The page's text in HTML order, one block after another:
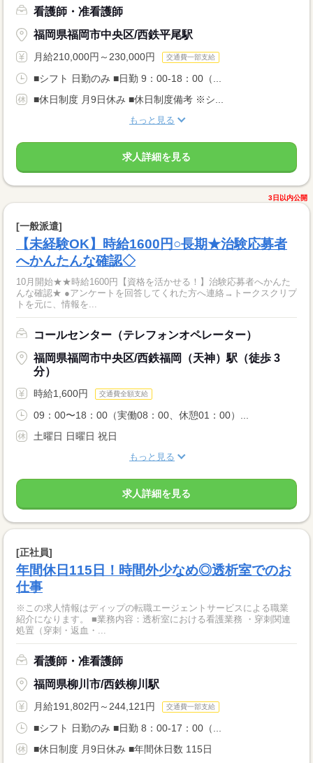
看護師・准看護師
福岡県福岡市中央区/西鉄平尾駅
月給210,000円～230,000円 交通費一部支給
■シフト 日勤のみ ■日勤 9：00-18：00（...
■休日制度 月9日休み ■休日制度備考 ※シ...
もっと見る
求人詳細を見る
3日以内公開
[一般派遣]
【未経験OK】時給1600円○長期★治験応募者
へかんたんな確認◇
10月開始★★時給1600円【資格を活かせる！】治験応募者へかんた
んな確認★ ●アンケートを回答してくれた方へ連絡→トークスクリプ
トを元に、情報を...
コールセンター（テレフォンオペレーター）
福岡県福岡市中央区/西鉄福岡（天神）駅（徒歩 3
分）
時給1,600円 交通費全額支給
09：00〜18：00（実働08：00、休憩01：00）...
土曜日 日曜日 祝日
もっと見る
求人詳細を見る
[正社員]
年間休日115日！時間外少なめ◎透析室でのお
仕事
※この求人情報はディップの転職エージェントサービスによる職業
紹介になります。 ■業務内容：透析室における看護業務 ・穿刺関連
処置（穿刺・返血・...
看護師・准看護師
福岡県柳川市/西鉄柳川駅
月給191,802円～244,121円 交通費一部支給
■シフト 日勤のみ ■日勤 8：00-17：00（...
■休日制度 月9日休み ■年間休日数 115日